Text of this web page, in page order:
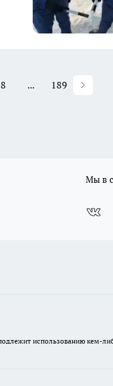
8 ... 189
Мы в
использованию кем-